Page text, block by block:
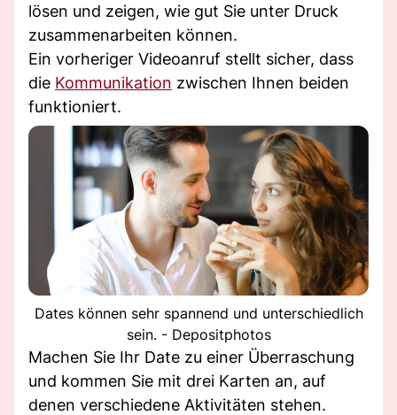
lösen und zeigen, wie gut Sie unter Druck
zusammenarbeiten können.
Ein vorheriger Videoanruf stellt sicher, dass
die Kommunikation zwischen Ihnen beiden
funktioniert.
Dates können sehr spannend und unterschiedlich
sein. - Depositphotos
Machen Sie Ihr Date zu einer Überraschung
und kommen Sie mit drei Karten an, auf
denen verschiedene Aktivitäten stehen.